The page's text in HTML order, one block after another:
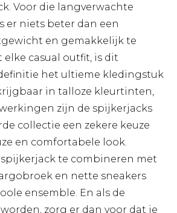
Voor die langverwachte
er niets beter dan een
en gemakkelijk te
casual outfit, is dit
het ultieme kledingstuk
in talloze kleurtinten,
zijn de spijkerjacks
collectie een zekere keuze
en comfortabele look.
te combineren met
en nette sneakers
ensemble. En als de
zorg er dan voor dat je